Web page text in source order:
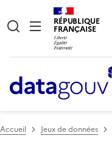
RÉPUBLIQUE
FRANÇAISE
Accueil Jeux de données